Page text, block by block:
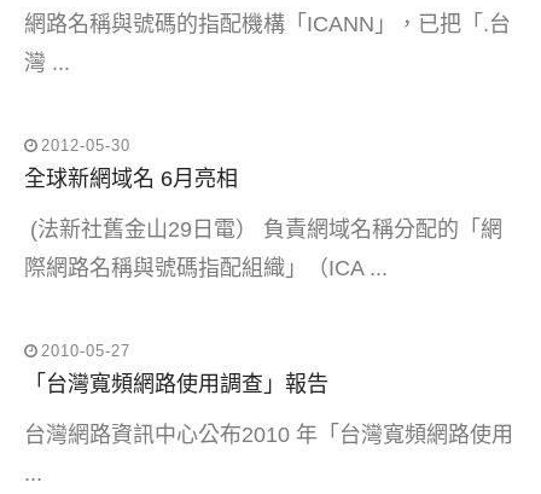
網路名稱與號碼的指配機構「ICANN」，已把「.台
灣 ...
2012-05-30
全球新網域名 6月亮相
(法新社舊金山29日電） 負責網域名稱分配的「網
際網路名稱與號碼指配組織」（ICA ...
2010-05-27
「台灣寬頻網路使用調查」報告
台灣網路資訊中心公布2010 年「台灣寬頻網路使用
...